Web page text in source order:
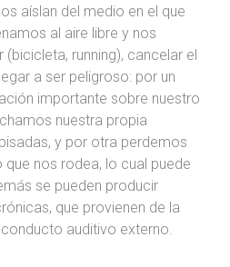
aíslan del medio en el que
al aire libre y nos
running), cancelar el
a ser peligroso: por un
importante sobre nuestro
nuestra propia
y por otra perdemos
nos rodea, lo cual puede
se pueden producir
que provienen de la
auditivo externo.